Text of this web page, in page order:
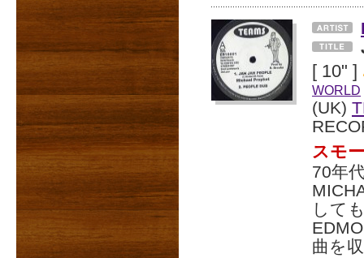
[ 10" ]
WORLD
(UK)
スモ
70年
して
曲を